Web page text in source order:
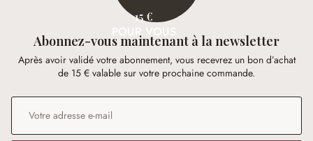
15 €
POUR VOUS
Abonnez-vous maintenant à la newsletter
Après avoir validé votre abonnement, vous recevrez un bon d’achat
de 15 € valable sur votre prochaine commande.
Adresse e-mail